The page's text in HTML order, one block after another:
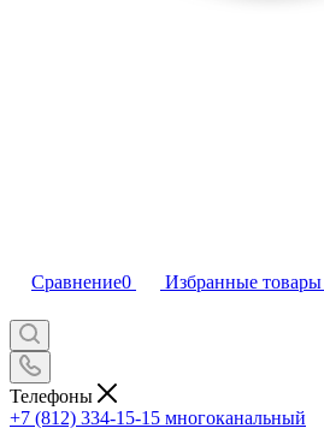
Сравнение0 Избранные товары
Телефоны
+7 (812) 334-15-15 многоканальный